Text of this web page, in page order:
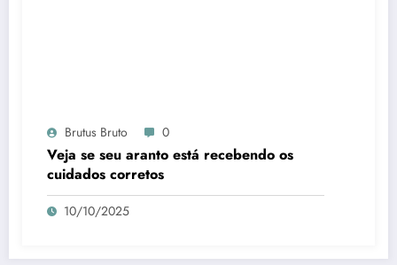
Brutus Bruto 0
Veja se seu aranto está recebendo os
cuidados corretos
10/10/2025